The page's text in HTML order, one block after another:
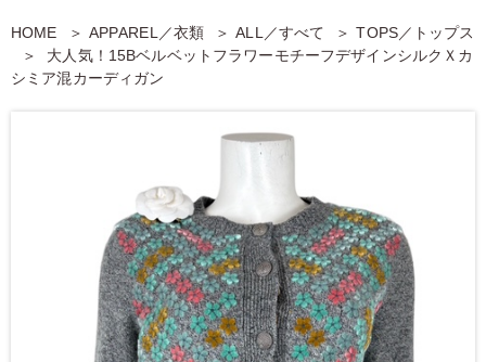
HOME APPAREL／衣類 ALL／すべて
TOPS／トップス
大人気！15BベルベットフラワーモチーフデザインシルクＸカ
シミア混カーディガン